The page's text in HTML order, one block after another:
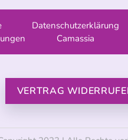
Datenschutzerklärung
Camassia
VERTRAG